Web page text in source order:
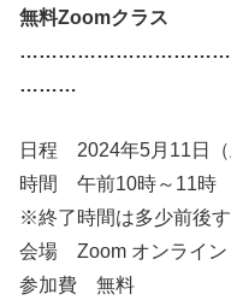
無料Zoomクラス
………
日程 2024年5月11日（
時間 午前10時～11時
※終了時間は多少前後す
会場 Zoom オンライン
参加費 無料